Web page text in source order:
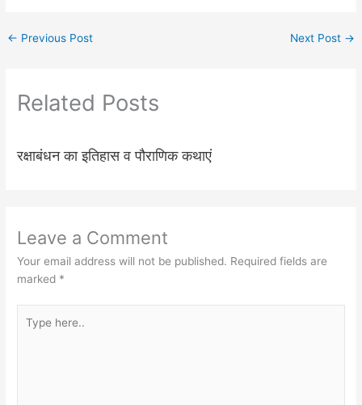
← Previous Post Next Post →
Related Posts
रक्षाबंधन का इतिहास व पौराणिक कथाएं
Leave a Comment
Your email address will not be published. Required fields are
marked *
here..